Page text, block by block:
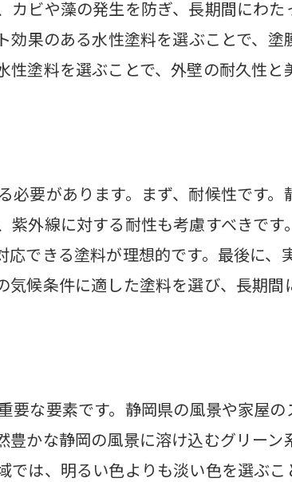
性塗料
料とは
塗装時期
岡県での外壁塗装をスムーズに
いとは？
性塗料の使い分け
料のリスクを知る
のどちらが優れているか
おきたい水性塗料の種類
ーン
ビや藻の発生を防ぎ、長期間にわ
果のある水性塗料を選ぶことで、塗
塗料を選ぶことで、外壁の耐久性と
要があります。まず、耐候性です。
外線に対する耐性も考慮すべきです
できる塗料が理想的です。最後に、
候条件に適した塗料を選び、長期間
な要素です。静岡県の風景や家屋の
かな静岡の風景に溶け込むグリーン
は、明るい色よりも淡い色を選ぶこ